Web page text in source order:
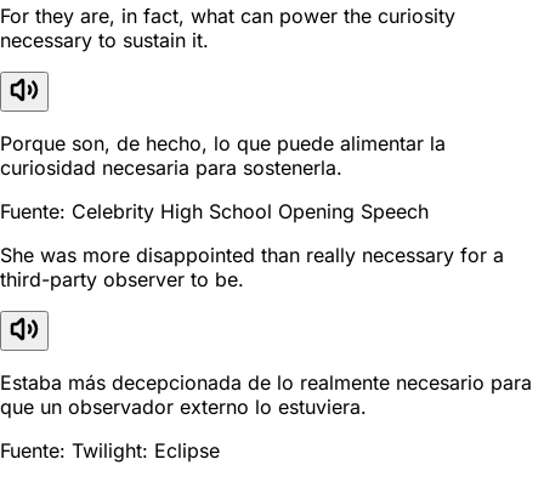
For they are, in fact, what can power the curiosity
necessary to sustain it.
Porque son, de hecho, lo que puede alimentar la
curiosidad necesaria para sostenerla.
Fuente: Celebrity High School Opening Speech
She was more disappointed than really necessary for a
third-party observer to be.
Estaba más decepcionada de lo realmente necesario para
que un observador externo lo estuviera.
Fuente: Twilight: Eclipse